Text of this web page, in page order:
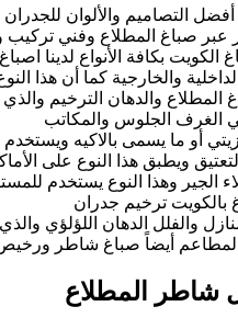
التصاميم والألوان
عبر صباغ المطلاع وفني تركيب
الكويت بكافة الأنواع لدينا
والخارجية كما أن هذا
المطلاع والدهان الترخيم
الغرف الجلوس والمكاتب
أو ما يسمى بالاكيه ويستخدم
ويطبق هذا النوع على
الجير وهذا النوع يستخدم
بالكويت ترخيم جدران
والفلل الدهان اللؤلؤي
والمطاعم أيضاً صباغ شاطر
شاطر المطلاع